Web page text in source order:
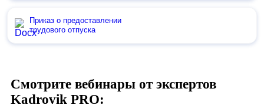
Приказ о предоставлении
трудового отпуска
Смотрите вебинары от экспертов
Kadrovik PRO: